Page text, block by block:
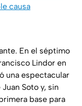
causa
En el séptimo
Lindor en
una espectacular
Soto y, sin
base para